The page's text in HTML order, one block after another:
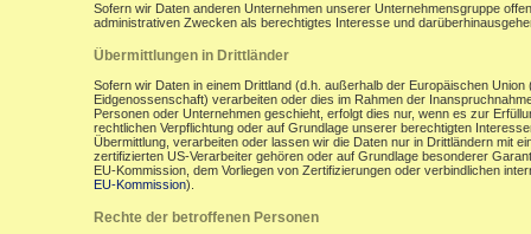
Sofern wir Daten anderen Unternehmen unserer Unternehmensgruppe
administrativen Zwecken als berechtigtes Interesse und
Übermittlungen in Drittländer
Sofern wir Daten in einem Drittland (d.h. außerhalb der Europäischen
Eidgenossenschaft) verarbeiten oder dies im Rahmen der
Personen oder Unternehmen geschieht, erfolgt dies nur, wenn es zur
rechtlichen Verpflichtung oder auf Grundlage unserer berechtigten
Übermittlung, verarbeiten oder lassen wir die Daten nur in Drittländern mit
zertifizierten US-Verarbeiter gehören oder auf Grundlage besonderer
EU-Kommission, dem Vorliegen von Zertifizierungen oder verbindlichen
EU-Kommission).
Rechte der betroffenen Personen